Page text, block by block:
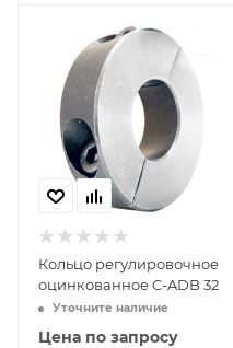
Кольцо регулировочное
оцинкованное C-ADB 32
Уточните наличие
Цена по запросу